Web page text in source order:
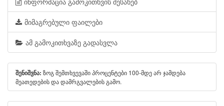
მიმაგრებული ფაილები
ამ გამოკითხვაზე გადასვლა
შენიშვნა: ზოგ შემთხვევაში პროცენტები 100-მდე არ ჯამდება
მეათედების და დამრგვალების გამო.